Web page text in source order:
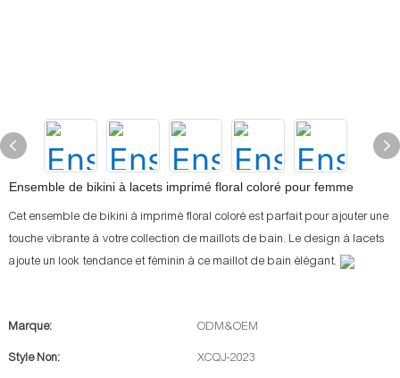
Ensemble de bikini à lacets imprimé floral coloré pour femme
Cet ensemble de bikini à imprimé floral coloré est parfait pour ajouter une
touche vibrante à votre collection de maillots de bain. Le design à lacets
ajoute un look tendance et féminin à ce maillot de bain élégant.
Marque: ODM&OEM
Style Non: XCQJ-2023